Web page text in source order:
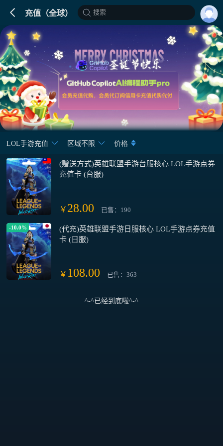
充值（全球） 搜索
LOL手游充值 区域不限 价格
(赠送方式)英雄联盟手游台服核心 LOL手游点券
充值卡 (台服)
￥ 28.00 已售：190
-10.0%
(代充)英雄联盟手游日服核心 LOL手游点券充值
卡 (日服)
￥ 108.00 已售：363
^-^已经到底啦^-^